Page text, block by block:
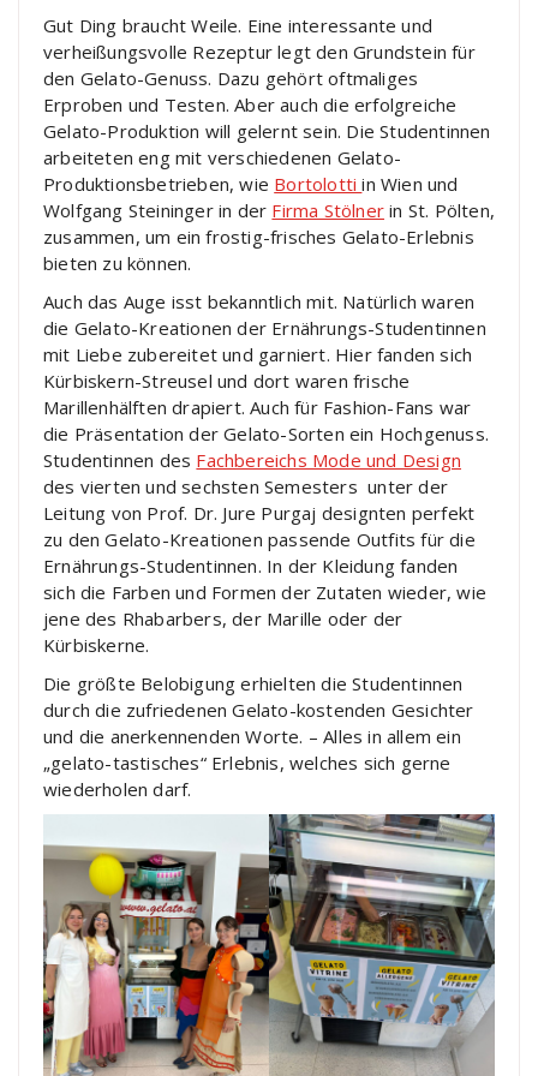
Gut Ding braucht Weile. Eine interessante und
verheißungsvolle Rezeptur legt den Grundstein für
den Gelato-Genuss. Dazu gehört oftmaliges
Erproben und Testen. Aber auch die erfolgreiche
Gelato-Produktion will gelernt sein. Die Studentinnen
arbeiteten eng mit verschiedenen Gelato-
Produktionsbetrieben, wie Bortolottiin Wien und
Wolfgang Steininger in der Firma Stölner in St. Pölten,
zusammen, um ein frostig-frisches Gelato-Erlebnis
bieten zu können.
Auch das Auge isst bekanntlich mit. Natürlich waren
die Gelato-Kreationen der Ernährungs-Studentinnen
mit Liebe zubereitet und garniert. Hier fanden sich
Kürbiskern-Streusel und dort waren frische
Marillenhälften drapiert. Auch für Fashion-Fans war
die Präsentation der Gelato-Sorten ein Hochgenuss.
Studentinnen des Fachbereichs Mode und Design
des vierten und sechsten Semesters unter der
Leitung von Prof. Dr. Jure Purgaj designten perfekt
zu den Gelato-Kreationen passende Outfits für die
Ernährungs-Studentinnen. In der Kleidung fanden
sich die Farben und Formen der Zutaten wieder, wie
jene des Rhabarbers, der Marille oder der
Kürbiskerne.
Die größte Belobigung erhielten die Studentinnen
durch die zufriedenen Gelato-kostenden Gesichter
und die anerkennenden Worte. – Alles in allem ein
„gelato-tastisches“ Erlebnis, welches sich gerne
wiederholen darf.